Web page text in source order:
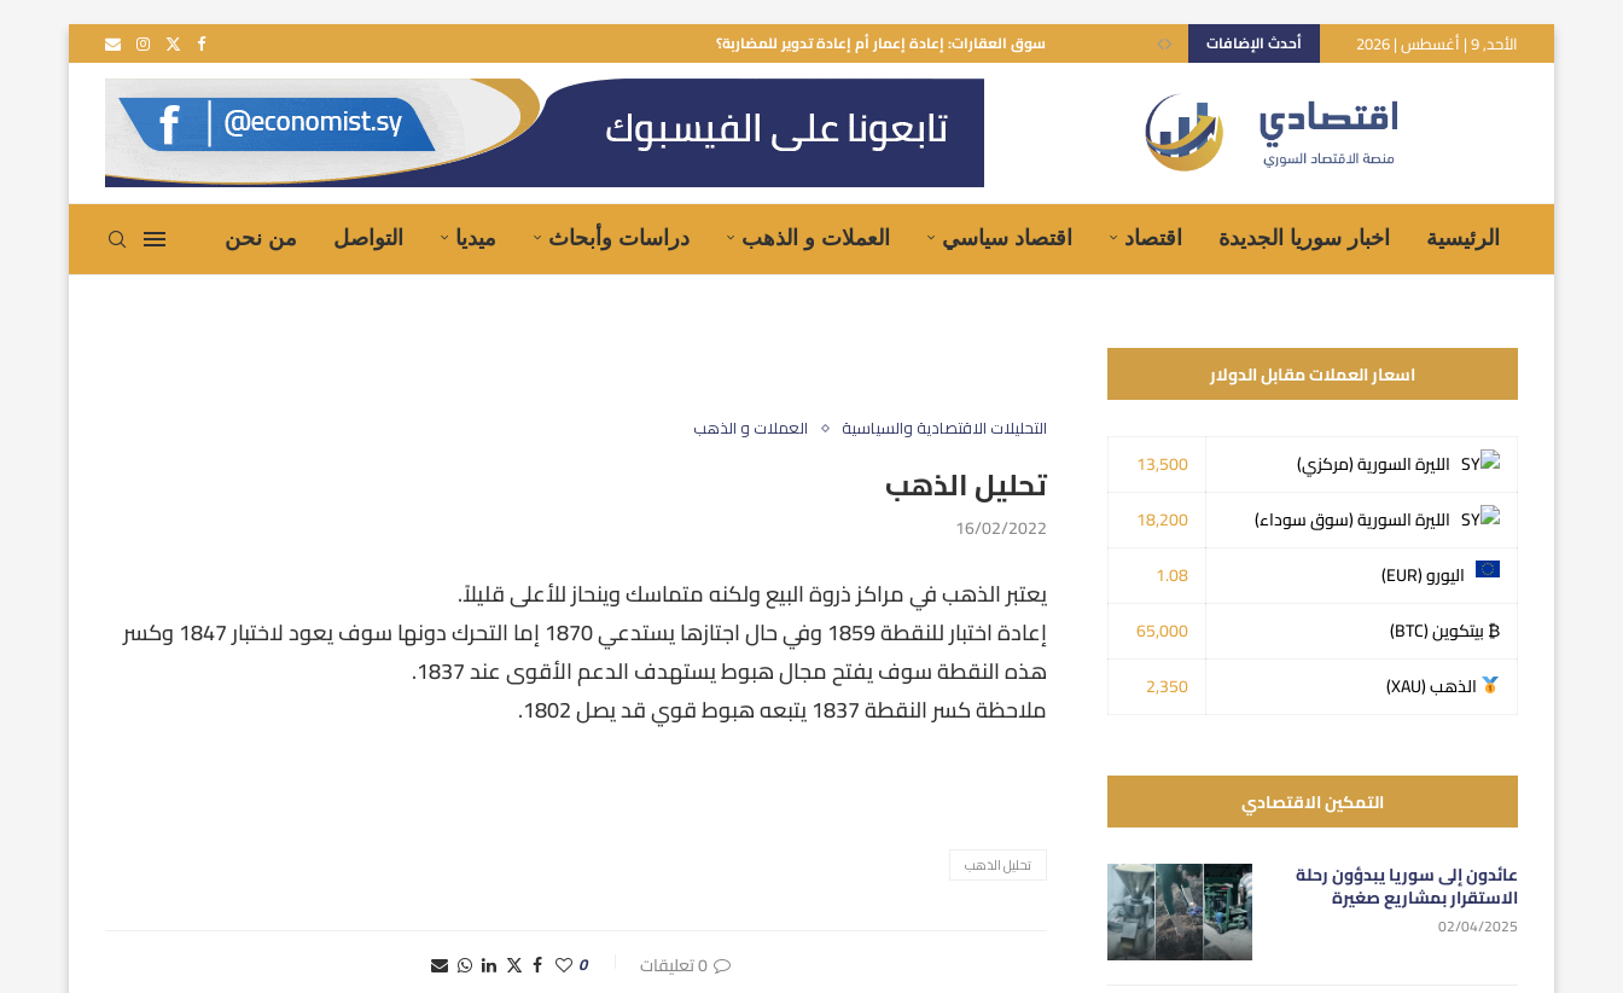
الأحد, 9 | أغسطس | 2026 أحدث الإضافات سوق العقارات: إعادة إعمار أم إعادة تدوير للمضاربة؟
الرئيسية اخبار سوريا الجديدة اقتصاد اقتصاد سياسي العملات و الذهب دراسات وأبحاث ميديا التواصل من نحن
التحليلات الاقتصادية والسياسية العملات و الذهب
تحليل الذهب
16/02/2022
يعتبر الذهب في مراكز ذروة البيع ولكنه متماسك وينحاز للأعلى قليلاً.
إعادة اختبار للنقطة 1859 وفي حال اجتازها يستدعي 1870 إما التحرك دونها سوف يعود لاختبار 1847 وكسر
هذه النقطة سوف يفتح مجال هبوط يستهدف الدعم الأقوى عند 1837.
ملاحظة كسر النقطة 1837 يتبعه هبوط قوي قد يصل 1802.
تحليل الذهب
0 تعليقات 0
اسعار العملات مقابل الدولار
الليرة السورية (مركزي)
13,500
الليرة السورية (سوق سوداء)
18,200
اليورو (EUR)
1.08
₿ بيتكوين (BTC)
65,000
الذهب (XAU)
2,350
التمكين الاقتصادي
عائدون إلى سوريا يبدؤون رحلة
الاستقرار بمشاريع صغيرة
02/04/2025